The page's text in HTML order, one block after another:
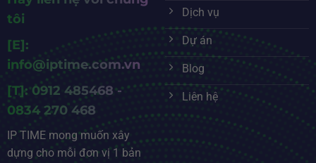
tôi
[E]:
info@iptime.com.vn
[T]: 0912 485468 -
0834 270 468
IP TIME mong muốn xây
dựng cho mỗi đơn vị 1 bản
Dịch vụ
Dự án
Blog
Liên hệ